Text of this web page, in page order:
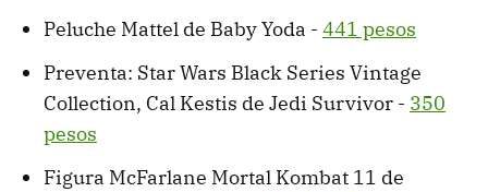
Peluche Mattel de Baby Yoda - 441 pesos
Preventa: Star Wars Black Series Vintage
Collection, Cal Kestis de Jedi Survivor - 350
pesos
Figura McFarlane Mortal Kombat 11 de